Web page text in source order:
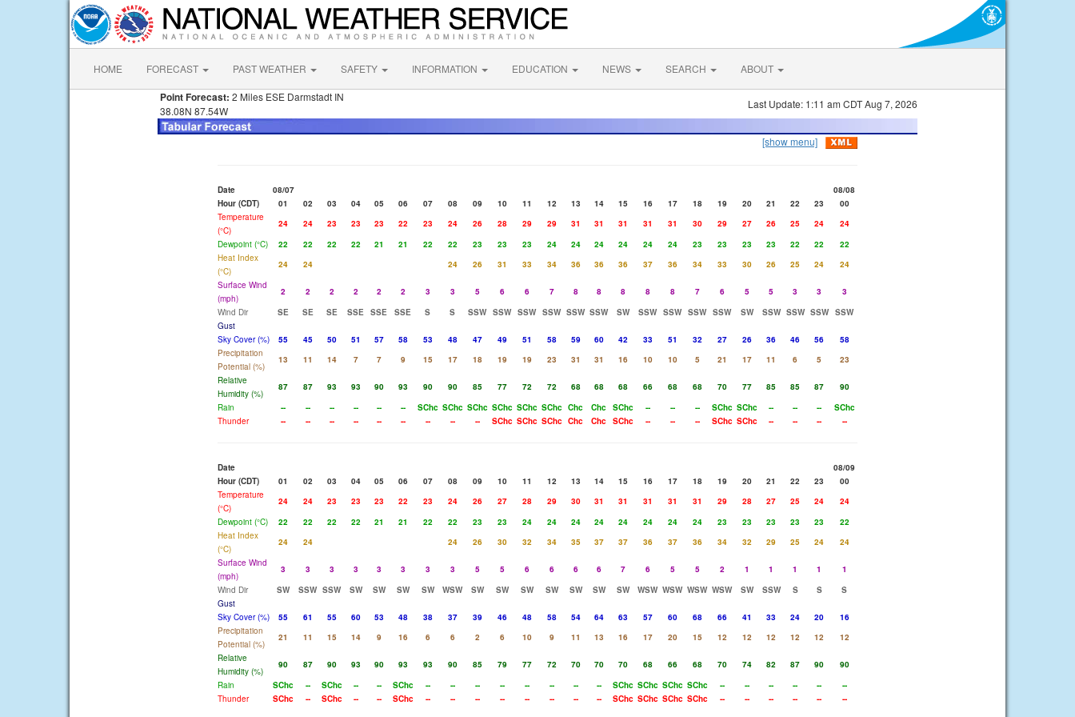
HOME FORECAST PAST WEATHER SAFETY INFORMATION EDUCATION NEWS SEARCH ABOUT
Point Forecast: 2 Miles ESE Darmstadt IN
38.08N 87.54W
Last Update: 1:11 am CDT Aug 7, 2026
[show menu]
Date 08/07
08/08
Hour (CDT)
01 02 03 04 05 06 07 08 09 10 11 12 13 14 15 16 17 18 19 20 21 22 23
00
Temperature
(°C)
24 24 23 23 23 22 23 24 26 28 29 29 31 31 31 31 31 30 29 27 26 25 24
24
Dewpoint (°C)
22 22 22 22 21 21 22 22 23 23 23 24 24 24 24 24 24 23 23 23 23 22 22
22
Heat Index
(°C)
24 24 24 26 31 33 34 36 36 36 37 36 34 33 30 26 25 24
24
Surface Wind
(mph)
2 2 2 2 2 2 3 3 5 6 6 7 8 8 8 8 8 7 6 5 5 3 3
3
Wind Dir
SE SE SE SSE SSE SSE S S SSW SSW SSW SSW SSW SSW SW SSW SSW SSW SSW SW SSW SSW SSW
SSW
Gust
Sky Cover (%)
55 45 50 51 57 58 53 48 47 49 51 58 59 60 42 33 51 32 27 26 36 46 56
58
Precipitation
Potential (%)
13 11 14 7 7 9 15 17 18 19 19 23 31 31 16 10 10 5 21 17 11 6 5
23
Relative
Humidity (%)
87 87 93 93 90 93 90 90 85 77 72 72 68 68 68 66 68 68 70 77 85 85 87
90
Rain
-- -- -- -- -- -- SChc SChc SChc SChc SChc SChc Chc Chc SChc -- -- -- SChc SChc -- -- --
SChc
Thunder
-- -- -- -- -- -- -- -- -- SChc SChc SChc Chc Chc SChc -- -- -- SChc SChc -- -- -- --
Date
08/09
Hour (CDT)
01 02 03 04 05 06 07 08 09 10 11 12 13 14 15 16 17 18 19 20 21 22 23
00
Temperature
(°C)
24 24 23 23 23 22 23 24 26 27 28 29 30 31 31 31 31 31 29 28 27 25 24
24
Dewpoint (°C)
22 22 22 22 21 21 22 22 23 23 24 24 24 24 24 24 24 24 23 23 23 23 23
22
Heat Index
(°C)
24 24 24 26 30 32 34 35 37 37 36 37 36 34 32 29 25 24
24
Surface Wind
(mph)
3 3 3 3 3 3 3 3 5 5 6 6 6 6 7 6 5 5 2 1 1 1 1
1
Wind Dir
SW SSW SSW SW SW SW SW WSW SW SW SW SW SW SW SW WSW WSW WSW WSW SW SSW S S
S
Gust
Sky Cover (%)
55 61 55 60 53 48 38 37 39 46 48 58 54 64 63 57 60 68 66 41 33 24 20
16
Precipitation
Potential (%)
21 11 15 14 9 16 6 6 2 6 10 9 11 13 16 17 20 15 12 12 12 12 12
12
Relative
Humidity (%)
90 87 90 93 90 93 93 90 85 79 77 72 70 70 70 68 66 68 70 74 82 87 90
90
Rain
SChc -- SChc -- -- SChc -- -- -- -- -- -- -- -- SChc SChc SChc SChc -- -- -- -- --
--
Thunder
SChc -- SChc -- -- SChc -- -- -- -- -- -- -- -- SChc SChc SChc SChc -- -- -- -- -- --